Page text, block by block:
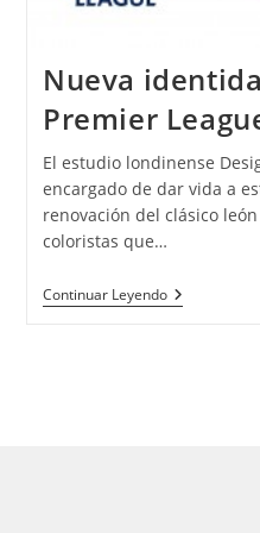
Nueva
Premier
El estudio londinense
encargado de dar vida a
renovación del clásico
coloristas que…
Continuar Leyendo